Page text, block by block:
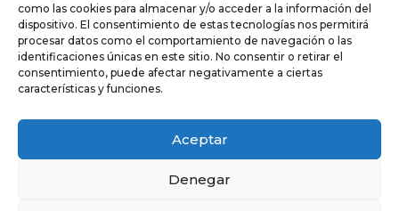
como las cookies para almacenar y/o acceder a la información del
dispositivo. El consentimiento de estas tecnologías nos permitirá
procesar datos como el comportamiento de navegación o las
identificaciones únicas en este sitio. No consentir o retirar el
consentimiento, puede afectar negativamente a ciertas
características y funciones.
Aceptar
Denegar
 info@pradesvilabella.com
 636 053 788

Carretera de Albarca S/N - Prades
(Tarragona)
SEGUEIX-NOS